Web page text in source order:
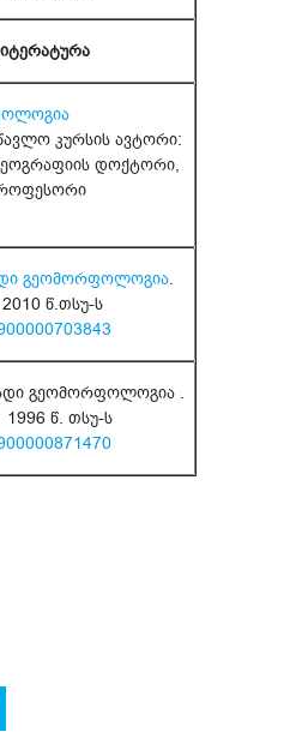
კურსის ავტორი:
დოქტორი,
გეომორფოლოგია.
წ.თსუ-ს
გეომორფოლოგია .
წ. თსუ-ს